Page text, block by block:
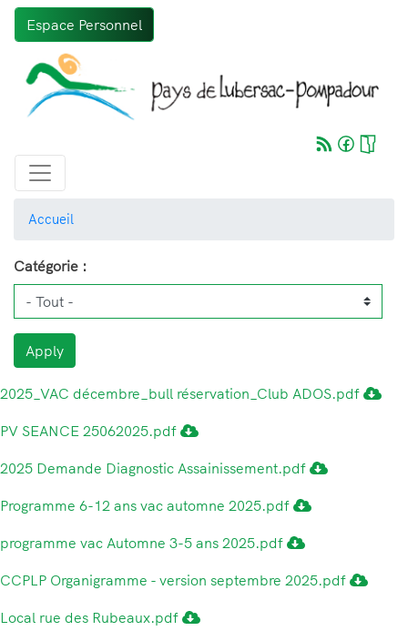
principal
Espace Personnel
Accueil
Catégorie :
Apply
2025_VAC décembre_bull réservation_Club ADOS.pdf
PV SEANCE 25062025.pdf
2025 Demande Diagnostic Assainissement.pdf
Programme 6-12 ans vac automne 2025.pdf
programme vac Automne 3-5 ans 2025.pdf
CCPLP Organigramme - version septembre 2025.pdf
Local rue des Rubeaux.pdf